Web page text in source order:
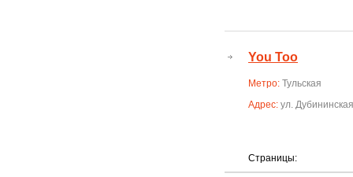
You Too
Метро: Тульская
Адрес: ул.
Страницы: